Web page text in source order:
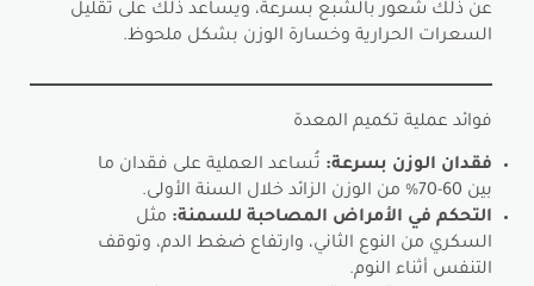
عن ذلك شعور بالشبع بسرعة، ويساعد ذلك على تقليل
السعرات الحرارية وخسارة الوزن بشكل ملحوظ.
فوائد عملية تكميم المعدة
فقدان الوزن بسرعة: تُساعد العملية على فقدان ما
بين 60-70% من الوزن الزائد خلال السنة الأولى.
التحكم في الأمراض المصاحبة للسمنة: مثل
السكري من النوع الثاني، وارتفاع ضغط الدم، وتوقف
التنفس أثناء النوم.